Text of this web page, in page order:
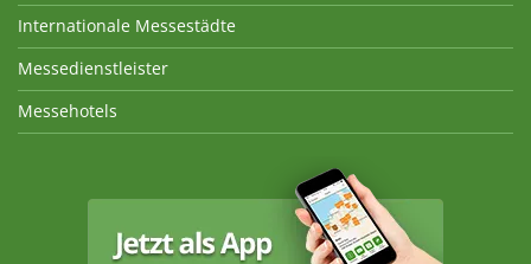
Internationale Messestädte
Messedienstleister
Messehotels